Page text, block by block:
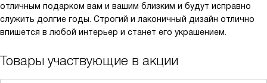
отличным подарком вам и вашим близким и будут исправно
служить долгие годы. Строгий и лаконичный дизайн отлично
впишется в любой интерьер и станет его украшением.
Товары участвующие в акции